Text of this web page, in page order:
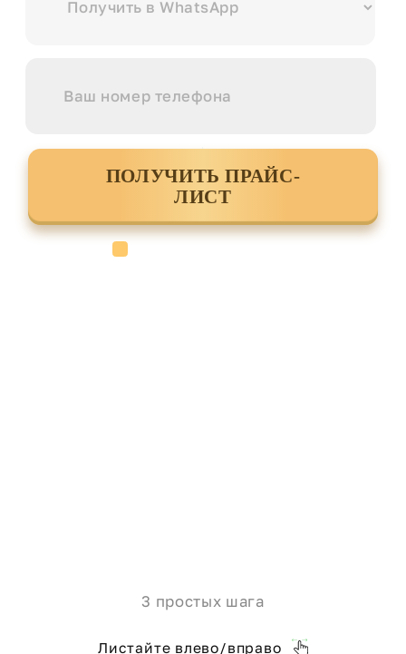
ПОЛУЧИТЬ ПРАЙС-
ЛИСТ
3 простых шага
Листайте влево/вправо